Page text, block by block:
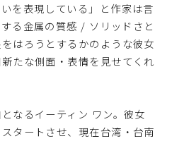
を表現している」と作家は言
る金属の質感 / ソリッドさと
はろうとするかのような彼女
たな側面・表情を見せてくれ
なるイーティン ワン。彼女
タートさせ、現在台湾・台南